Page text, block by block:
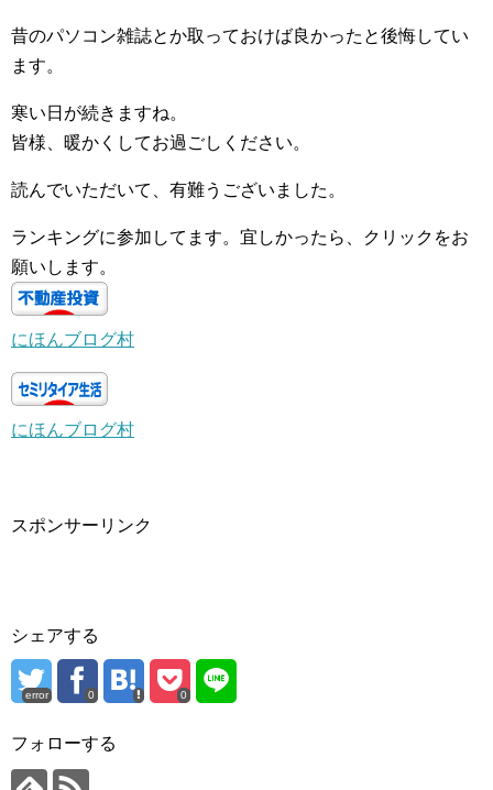
昔のパソコン雑誌とか取っておけば良かったと後悔してい
ます。
寒い日が続きますね。
皆様、暖かくしてお過ごしください。
読んでいただいて、有難うございました。
ランキングに参加してます。宜しかったら、クリックをお
願いします。
にほんブログ村
にほんブログ村
スポンサーリンク
シェアする
error 0 0
フォローする